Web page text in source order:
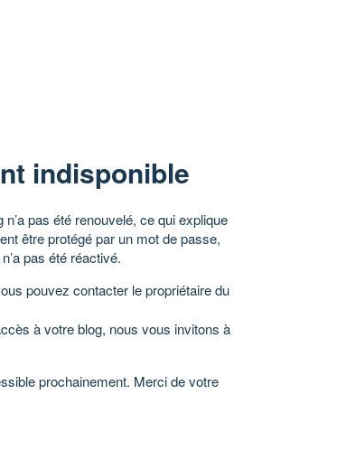
indisponible
pas été renouvelé, ce qui explique
être protégé par un mot de passe,
pas été réactivé.
pouvez contacter le propriétaire du
à votre blog, nous vous invitons à
prochainement. Merci de votre